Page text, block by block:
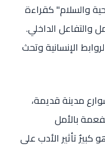
والسلام" كقراءة
والتفاعل الداخلي.
الإنسانية وتحث
مدينة قديمة،
بالأمل
تأثير الأدب على